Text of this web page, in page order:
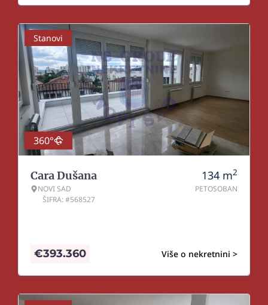
Stanovi
360°
Cara Dušana
NOVI SAD
ŠIFRA: #568527
134 m2
PETOSOBAN
Više o nekretnini >
€393.360